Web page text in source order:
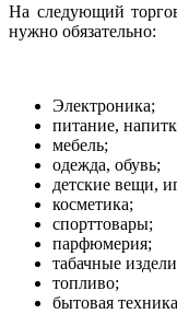
На следующий
нужно обязательно:
Электроника;
питание,
мебель;
одежда, обувь;
детские вещи,
косметика;
спорттовары;
парфюмерия;
табачные
топливо;
бытовая